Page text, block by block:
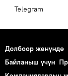
Telegram
Долбоор жөнүндө
Байланыш үчүн